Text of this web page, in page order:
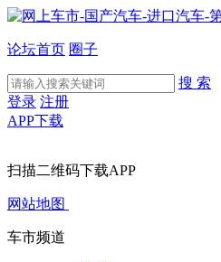
论坛首页 圈子
搜 索
登录 注册
APP下载
扫描二维码下载APP
网站地图
车市频道